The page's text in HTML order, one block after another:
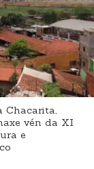
Chacarita,
vén da XI
e